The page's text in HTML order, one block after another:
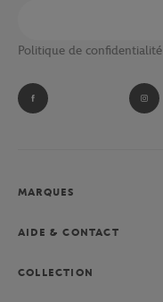
Politique de confidentialité
MARQUES
AIDE & CONTACT
COLLECTION